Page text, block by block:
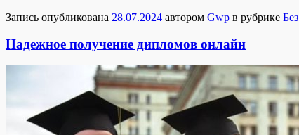
Запись опубликована 28.07.2024 автором Gwp в рубрике
Надежное получение дипломов онлайн